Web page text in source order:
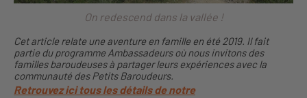
On redescend dans la vallée !
Cet article relate une aventure en famille en été 2019. Il fait
partie du programme Ambassadeurs où nous invitons des
familles baroudeuses à partager leurs expériences avec la
communauté des Petits Baroudeurs.
Retrouvez ici tous les détails de notre